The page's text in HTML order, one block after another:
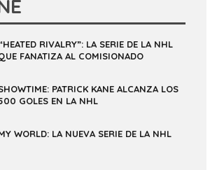
RIVALRY”: LA SERIE DE LA NHL
FANATIZA AL COMISIONADO
PATRICK KANE ALCANZA LOS
GOLES EN LA NHL
WORLD: LA NUEVA SERIE DE LA NHL